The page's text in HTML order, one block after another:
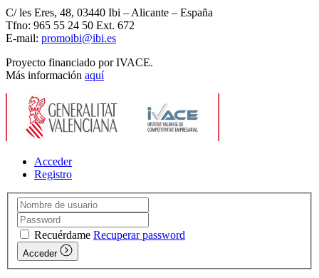
C/ les Eres, 48, 03440 Ibi – Alicante – España
Tfno: 965 55 24 50 Ext. 672
E-mail: promoibi@ibi.es
Proyecto financiado por IVACE.
Más información aquí
Acceder
Registro
Recuérdame Recuperar password
Acceder